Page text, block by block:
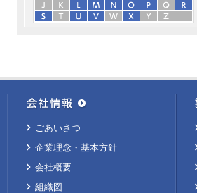
ごあいさつ
企業理念・基本方針
会社概要
組織図